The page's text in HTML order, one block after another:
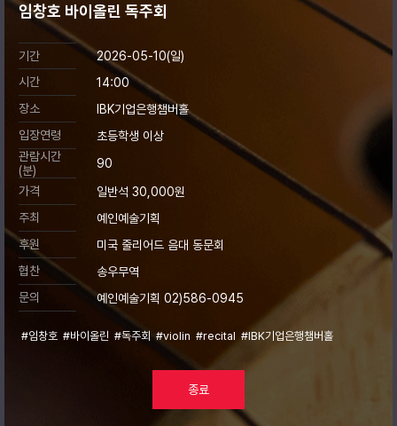
임창호 바이올린 독주회
기간
2026-05-10(일)
시간
14:00
장소
IBK기업은행챔버홀
입장연령
초등학생 이상
관람시간
(분)
90
가격
일반석 30,000원
주최
예인예술기획
후원
미국 줄리어드 음대 동문회
협찬
송우무역
문의
예인예술기획 02)586-0945
#임창호 #바이올린 #독주회 #violin #recital #IBK기업은행챔버홀
종료